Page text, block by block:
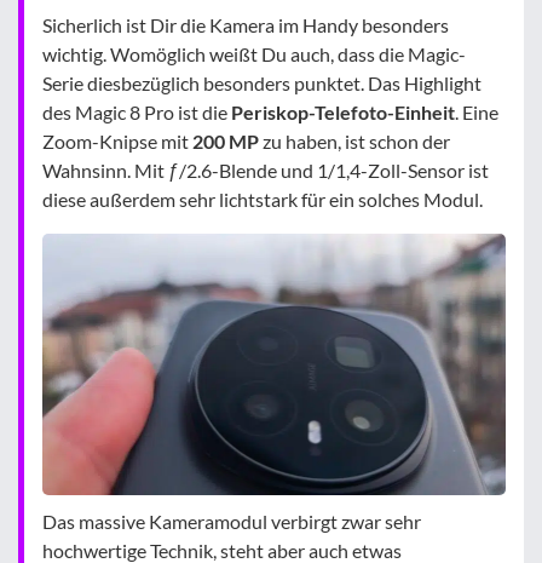
Sicherlich ist Dir die Kamera im Handy besonders
wichtig. Womöglich weißt Du auch, dass die Magic-
Serie diesbezüglich besonders punktet. Das Highlight
des Magic 8 Pro ist die Periskop-Telefoto-Einheit. Eine
Zoom-Knipse mit 200 MPzu haben, ist schon der
Wahnsinn. Mit ƒ/2.6-Blende und 1/1,4-Zoll-Sensor ist
diese außerdem sehr lichtstark für ein solches Modul.
Das massive Kameramodul verbirgt zwar sehr
hochwertige Technik, steht aber auch etwas